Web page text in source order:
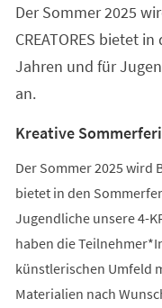
neuen
Tab)
Der Sommer 2025
CREATORES bietet
Jahren und für
an.
Kreative
Der Sommer 2025 wird
bietet in den
Jugendliche unsere 4-
haben die
künstlerischen Umfeld
Materialien nach